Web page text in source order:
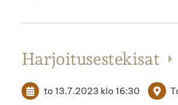
Harjoitusestekisat
to 13.7.2023 klo 16:30